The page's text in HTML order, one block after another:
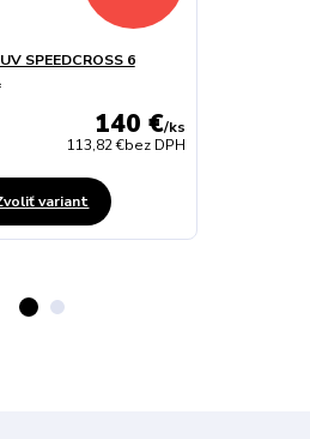
SPEEDCROSS 6
140 €/ks
113,82 €bez DPH
variant